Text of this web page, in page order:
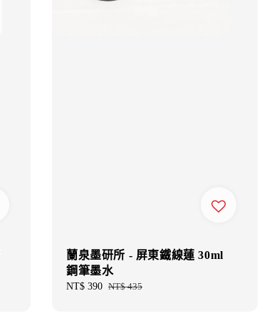
蘭泉墨研所 - 屏東鐵線蓮 30ml
鋼筆墨水
Sale
NT$ 390 Regular
NT$ 435